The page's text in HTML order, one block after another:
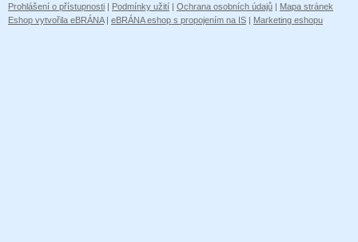
Prohlášení o přístupnosti | Podmínky užití | Ochrana osobních údajů | Mapa stránek
Eshop vytvořila eBRÁNA| eBRÁNA eshop s propojením na IS | Marketing eshopu